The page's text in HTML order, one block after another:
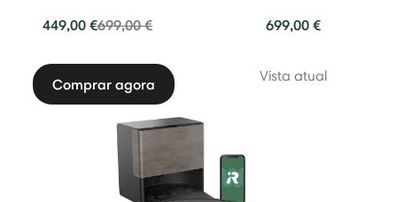
449,00 €Price reduced from
699,00 €to
Comprar agora
699,00 €
Vista atual